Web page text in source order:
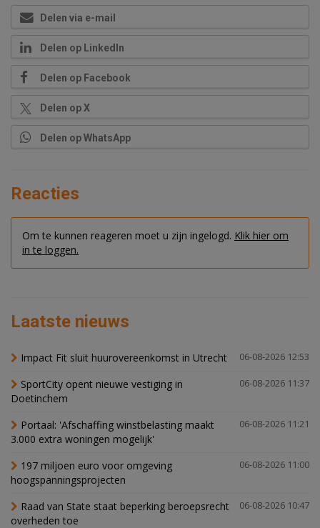
Delen via e-mail
Delen op LinkedIn
Delen op Facebook
Delen op X
Delen op WhatsApp
Reacties
Om te kunnen reageren moet u zijn ingelogd. Klik hier om
in te loggen.
Laatste nieuws
06-08-2026 12:53
Impact Fit sluit huurovereenkomst in Utrecht
06-08-2026 11:37
SportCity opent nieuwe vestiging in
Doetinchem
06-08-2026 11:21
Portaal: 'Afschaffing winstbelasting maakt
3.000 extra woningen mogelijk'
06-08-2026 11:00
197 miljoen euro voor omgeving
hoogspanningsprojecten
06-08-2026 10:47
Raad van State staat beperking beroepsrecht
overheden toe